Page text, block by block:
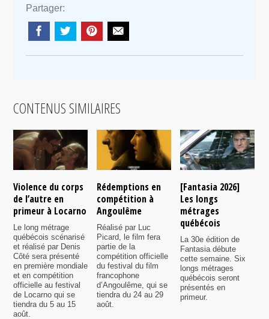
Partager:
CONTENUS SIMILAIRES
Violence du corps
de l’autre en
primeur à Locarno
Le long métrage
québécois scénarisé
et réalisé par Denis
Côté sera présenté
en première mondiale
et en compétition
officielle au festival
de Locarno qui se
tiendra du 5 au 15
août.
Rédemptions en
compétition à
Angoulême
Réalisé par Luc
Picard, le film fera
partie de la
compétition officielle
du festival du film
francophone
d’Angoulême, qui se
tiendra du 24 au 29
août.
[Fantasia 2026]
Les longs
métrages
québécois
La 30e édition de
Fantasia débute
cette semaine. Six
longs métrages
québécois seront
présentés en
primeur.